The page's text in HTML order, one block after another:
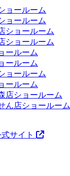
ョールーム
ョールーム
ショールーム
ショールーム
ールーム
ールーム
ョールーム
ールーム
店ショールーム
ん店ショールーム
サイト